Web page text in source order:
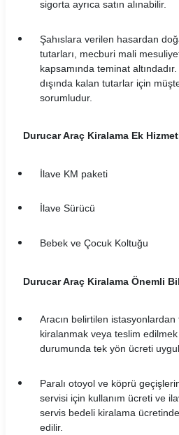
sigorta ayrıca satın alınabilir.
Şahıslara verilen hasardan
tutarları, mecburi mali
kapsamında teminat altındadır.
dışında kalan tutarlar için
sorumludur.
Durucar Araç Kiralama Ek
İlave KM paketi
İlave Sürücü
Bebek ve Çocuk Koltuğu
Durucar Araç Kiralama Önemli
Aracın belirtilen istasyonlardan
kiralanmak veya teslim
durumunda tek yön ücreti
Paralı otoyol ve köprü
servisi için kullanım ücreti ve
servis bedeli kiralama
edilir.